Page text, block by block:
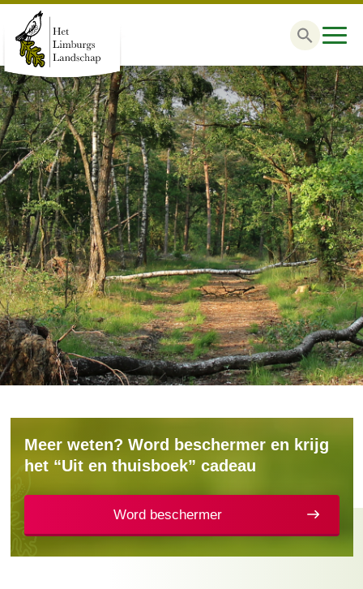
Zoek
Meer weten? Word beschermer en krijg
het “Uit en thuisboek” cadeau
Word beschermer